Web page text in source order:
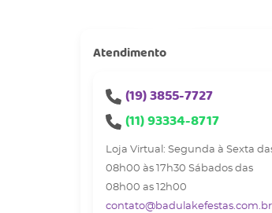
Atendimento
(19)3855-7727
(11)93334-8717
Loja Virtual: Segunda à Sexta
08h00 às 17h30 Sábados das
08h00 as 12h00
contato@badulakefestas.com.br